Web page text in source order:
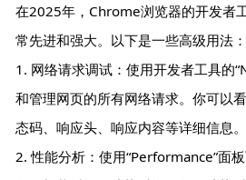
在2025年，Chrome浏览器的开发者
常先进和强大。以下是一些高级用法：
1. 网络请求调试：使用开发者工具的
和管理网页的所有网络请求。你可以
态码、响应头、响应内容等详细信息。
2. 性能分析：使用“Performance”面